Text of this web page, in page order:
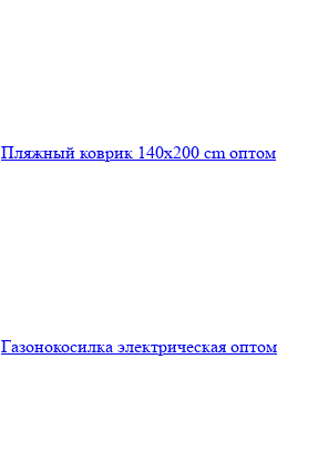
Пляжный коврик 140х200 cm оптом
Газонокосилка электрическая оптом